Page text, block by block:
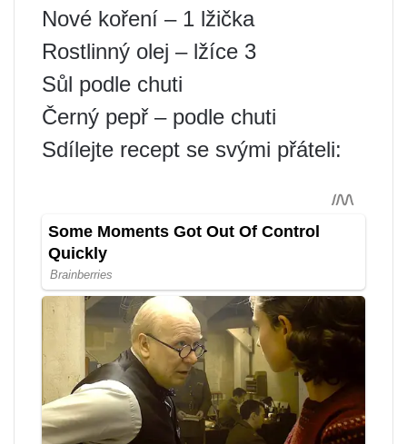
Nové koření – 1 lžička
Rostlinný olej – lžíce 3
Sůl podle chuti
Černý pepř – podle chuti
Sdílejte recept se svými přáteli: